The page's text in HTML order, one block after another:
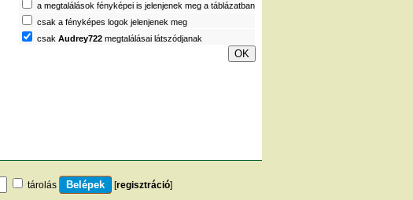
a megtalálások fényképei is jelenjenek meg a táblázatban
csak a fényképes logok jelenjenek meg
csak Audrey722 megtalálásai látszódjanak
tárolás [regisztráció]